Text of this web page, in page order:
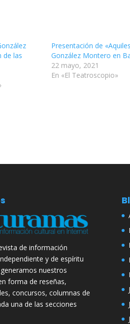
de las
Presentación de
González Montero en
22 mayo, 2021
En «El Teatroscopio»
de información
y de espíritu
nuestros
forma de reseñas,
concursos, columnas de
una de las secciones